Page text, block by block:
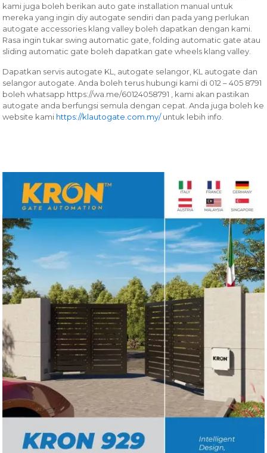
kami juga boleh berikan auto gate installation manual untuk
mereka yang ingin diy autogate sendiri dan pada yang perlukan
autogate accessories klang valley boleh dapatkan dengan kami.
Rasa ingin tukar swing automatic gate, folding automatic gate atau
sliding automatic gate boleh dapatkan gate wheels klang valley.
Dapatkan servis autogate KL, autogate selangor, KL autogate dan
selangor autogate. Anda boleh terus hubungi kami di 012 – 405 8791
boleh whatsapp https://wa.me/60124058791
, kami akan pastikan
autogate anda berfungsi semula dengan cepat. Anda juga boleh ke
website kami https://klautogate.com.my/ untuk lebih info.